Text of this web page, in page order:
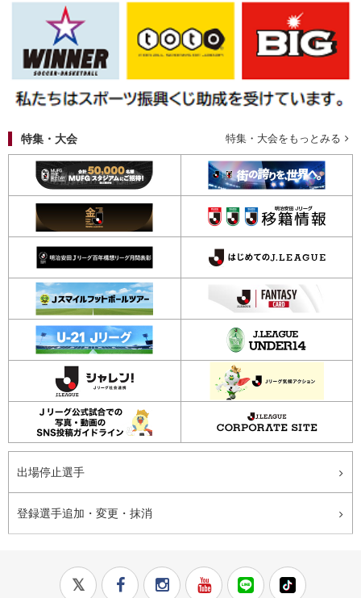
特集・大会 特集・大会をもっとみる
出場停止選手
登録選手追加・変更・抹消